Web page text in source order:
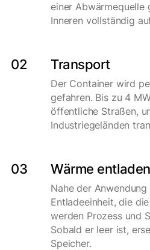
einer Abwärmequelle
Inneren vollständig
02 Transport
Der Container wird
gefahren. Bis zu 4
öffentliche Straßen,
Industriegeländen
03 Wärme entladen
Nahe der
Entladeeinheit, die
werden Prozess und
Sobald er leer ist,
Speicher.